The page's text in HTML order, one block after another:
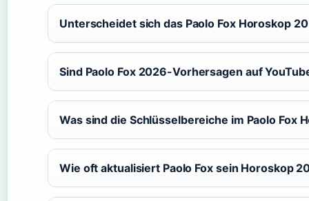
Unterscheidet sich das Paolo Fox Horoskop
Sind Paolo Fox 2026-Vorhersagen auf
Was sind die Schlüsselbereiche im Paolo Fox
Wie oft aktualisiert Paolo Fox sein Horoskop